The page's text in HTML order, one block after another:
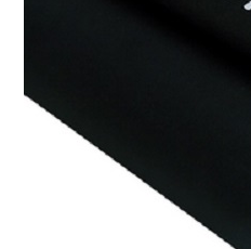
PREMIUM - COPPER
PREMIUM - COPPER
PREMIUM - COPPER
PREMIUM - COPPER
TẤM ỐP TRẦN
TẤM ỐP TƯỜNG MAX-
TẤM ỐP ĐA NĂNG